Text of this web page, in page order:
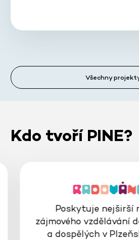
Všechny
Kdo tvoří PINE?
Poskytuje nejširší
zájmového vzdělávání
a dospělých v